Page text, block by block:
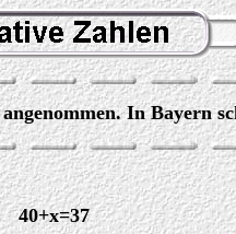
In Bayern
40+x=37